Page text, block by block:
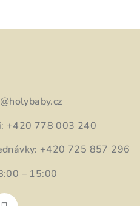
@holybaby.cz
+420 778 003 240
+420 725 857 296
– 15:00